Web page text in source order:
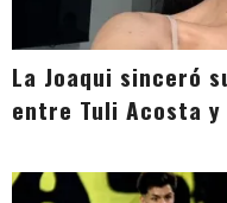
La Joaqui sinceró
entre Tuli Acosta y